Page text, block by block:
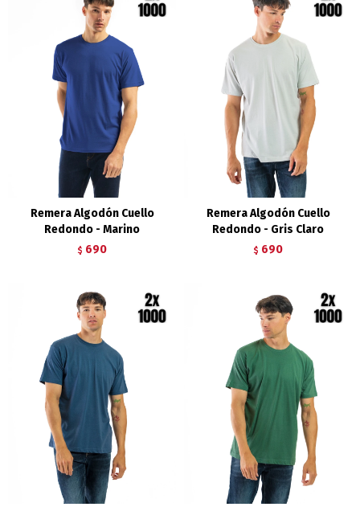
Remera Algodón Cuello
Redondo - Marino
$ 690
Remera Algodón Cuello
Redondo - Gris Claro
$ 690